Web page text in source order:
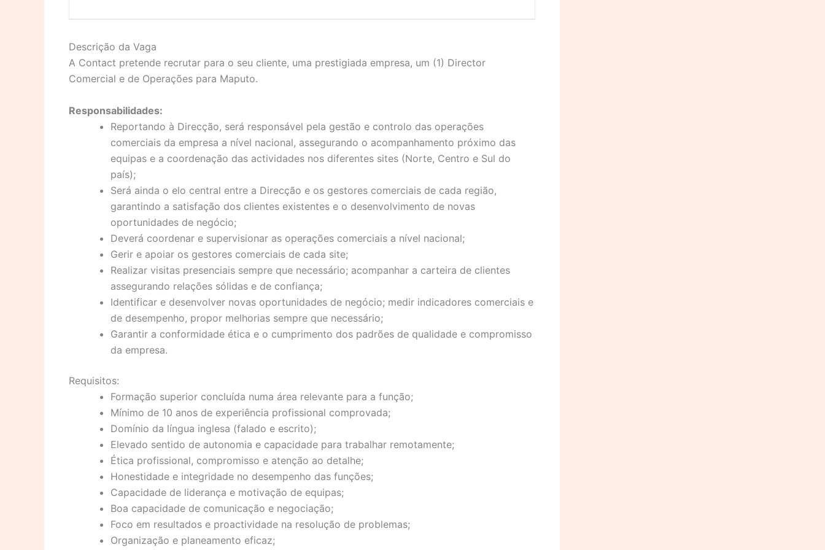
Descrição da Vaga
A Contact pretende recrutar para o seu cliente, uma prestigiada empresa, um (1) Director
Comercial e de Operações para Maputo.
Responsabilidades:
Reportando à Direcção, será responsável pela gestão e controlo das operações
comerciais da empresa a nível nacional, assegurando o acompanhamento próximo das
equipas e a coordenação das actividades nos diferentes sites (Norte, Centro e Sul do
país);
Será ainda o elo central entre a Direcção e os gestores comerciais de cada região,
garantindo a satisfação dos clientes existentes e o desenvolvimento de novas
oportunidades de negócio;
Deverá coordenar e supervisionar as operações comerciais a nível nacional;
Gerir e apoiar os gestores comerciais de cada site;
Realizar visitas presenciais sempre que necessário; acompanhar a carteira de clientes
assegurando relações sólidas e de confiança;
Identificar e desenvolver novas oportunidades de negócio; medir indicadores comerciais e
de desempenho, propor melhorias sempre que necessário;
Garantir a conformidade ética e o cumprimento dos padrões de qualidade e compromisso
da empresa.
Requisitos:
Formação superior concluída numa área relevante para a função;
Mínimo de 10 anos de experiência profissional comprovada;
Domínio da língua inglesa (falado e escrito);
Elevado sentido de autonomia e capacidade para trabalhar remotamente;
Ética profissional, compromisso e atenção ao detalhe;
Honestidade e integridade no desempenho das funções;
Capacidade de liderança e motivação de equipas;
Boa capacidade de comunicação e negociação;
Foco em resultados e proactividade na resolução de problemas;
Organização e planeamento eficaz;